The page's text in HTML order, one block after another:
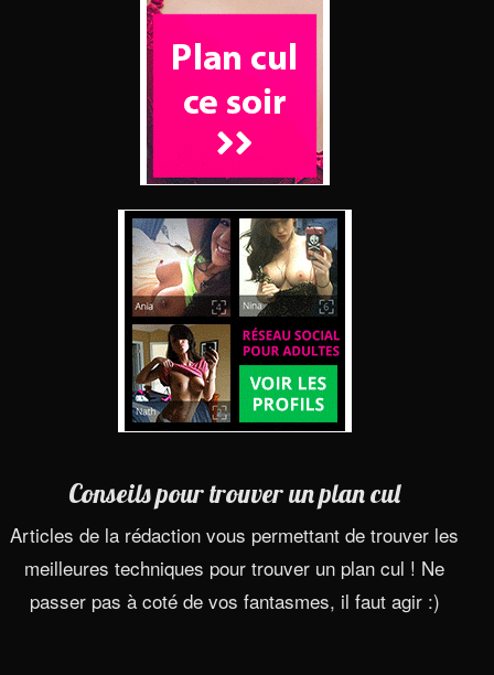
Conseils pour trouver un plan cul
Articles de la rédaction vous permettant de trouver les
meilleures techniques pour trouver un plan cul ! Ne
passer pas à coté de vos fantasmes, il faut agir :)